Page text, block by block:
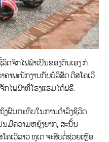
ດຈັກໄຟຟ້າເປັນຂອງຕົນເອງ ກໍ
ຄາພະນັກງານກັບບໍລິສັດ ດີສໂຄເວີ
ກໄຟຟ້າທີ່ໂຮງແຮມໄດ້ຟຣີ.
ງຜົນກະທົບໃນການດຳລົງຊີວິດ
ມີຄວາມຫຍຸ້ງຍາກ, ສະນັ້ນ
ຄເວີລາວ ທູເດ ຈະສືບຕໍ່ຊ່ວຍເຫຼືອ